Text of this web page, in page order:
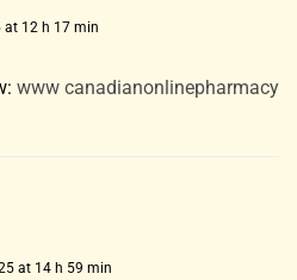
at 12 h 17 min
www canadianonlinepharmacy
at 14 h 59 min